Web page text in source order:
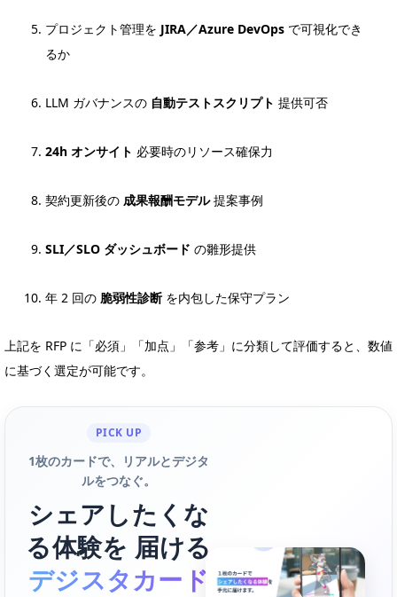
プロジェクト管理を JIRA／Azure DevOps で可視化でき
るか
LLM ガバナンスの 自動テストスクリプト 提供可否
24h オンサイト 必要時のリソース確保力
契約更新後の 成果報酬モデル提案事例
SLI／SLO ダッシュボード の雛形提供
年 2 回の 脆弱性診断 を内包した保守プラン
上記を RFP に「必須」「加点」「参考」に分類して評価すると、数値
に基づく選定が可能です。
PICK UP
1枚のカードで、リアルとデジタ
ルをつなぐ。
シェアしたくな
る体験を 届ける
デジスタカード